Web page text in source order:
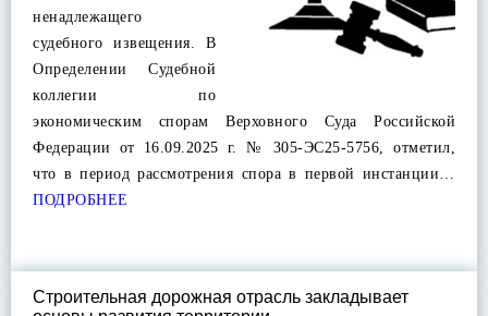
ненадлежащего
судебного извещения. В
Определении Судебной
коллегии по
экономическим спорам Верховного Суда Российской
Федерации от 16.09.2025 г. № 305-ЭС25-5756, отметил,
что в период рассмотрения спора в первой инстанции…
ПОДРОБНЕЕ
Строительная дорожная отрасль закладывает